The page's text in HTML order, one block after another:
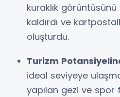
kuraklık
kaldırdı ve
oluşturdu.
Turizm
ideal seviyeye
yapılan gezi ve